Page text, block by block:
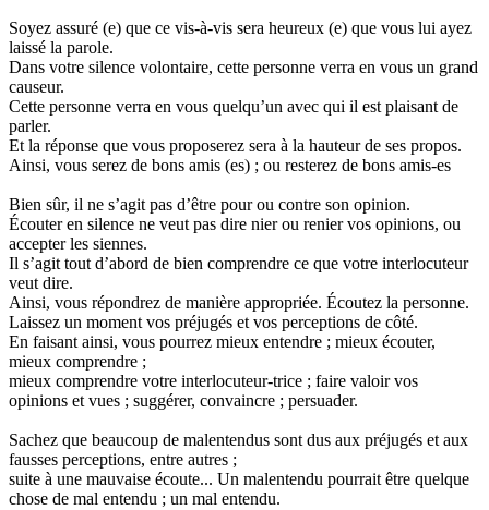
Soyez assuré (e) que ce vis-à-vis sera heureux (e) que vous lui ayez
laissé la parole.
Dans votre silence volontaire, cette personne verra en vous un grand
causeur.
Cette personne verra en vous quelqu’un avec qui il est plaisant de
parler.
Et la réponse que vous proposerez sera à la hauteur de ses propos.
Ainsi, vous serez de bons amis (es) ; ou resterez de bons amis-es
Bien sûr, il ne s’agit pas d’être pour ou contre son opinion.
Écouter en silence ne veut pas dire nier ou renier vos opinions, ou
accepter les siennes.
Il s’agit tout d’abord de bien comprendre ce que votre interlocuteur
veut dire.
Ainsi, vous répondrez de manière appropriée. Écoutez la personne.
Laissez un moment vos préjugés et vos perceptions de côté.
En faisant ainsi, vous pourrez mieux entendre ; mieux écouter,
mieux comprendre ;
mieux comprendre votre interlocuteur-trice ; faire valoir vos
opinions et vues ; suggérer, convaincre ; persuader.
Sachez que beaucoup de malentendus sont dus aux préjugés et aux
fausses perceptions, entre autres ;
suite à une mauvaise écoute... Un malentendu pourrait être quelque
chose de mal entendu ; un mal entendu.